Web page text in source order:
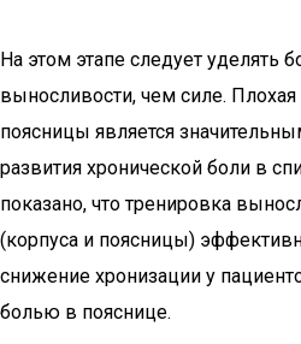
На этом этапе следует уделять
выносливости, чем силе.
поясницы является
развития хронической боли в
показано, что тренировка
(корпуса и поясницы)
снижение хронизации у
болью в пояснице.